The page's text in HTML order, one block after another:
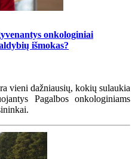
onkologiniai
išmokas?
vieni dažniausių, kokių sulaukia
Pagalbos onkologiniams